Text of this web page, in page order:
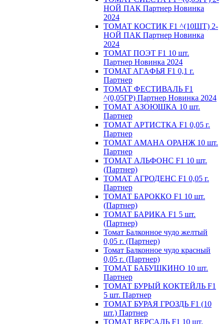
НОЙ ПАК Партнер Новинка
2024
ТОМАТ КОСТИК F1 ^(10ШТ) 2-
НОЙ ПАК Партнер Новинка
2024
TOMAT ПOЭT F1 10 шт.
Пapтнeр Новинка 2024
TOMAT AГAФЬЯ F1 0,1 г.
Пapтнep
ТОМАТ ФЕСТИВАЛЬ F1
^(0,05ГР) Партнер Новинка 2024
ТОМАТ АЗОЮШКА 10 шт.
Партнер
ТОМАТ АРТИСТКА F1 0,05 г.
Партнер
ТОМАТ АМАНА ОРАНЖ 10 шт.
Партнер
ТОМАТ АЛЬФОНС F1 10 шт.
(Партнер)
ТОМАТ АГРОДЕНС F1 0,05 г.
Партнер
ТОМАТ БАРОККО F1 10 шт.
(Партнер)
ТОМАТ БАРИКА F1 5 шт.
(Партнер)
Томат Балконное чудо желтый
0,05 г. (Партнер)
Томат Балконное чудо красный
0,05 г. (Партнер)
ТОМАТ БАБУШКИНО 10 шт.
Партнер
ТОМАТ БУРЫЙ КОКТЕЙЛЬ F1
5 шт. Партнер
ТОМАТ БУРАЯ ГРОЗДЬ F1 (10
шт.) Партнер
ТОМАТ ВЕРСАЛЬ F1 10 шт.